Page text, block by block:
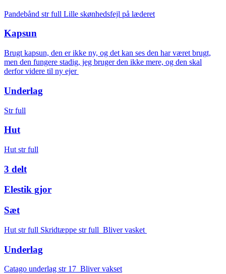
Pandebånd str full Lille skønhedsfejl på læderet
Kapsun
Brugt kapsun, den er ikke ny, og det kan ses den har været brugt,
men den fungere stadig, jeg bruger den ikke mere, og den skal
derfor videre til ny ejer
Underlag
Str full
Hut
Hut str full
3 delt
Elestik gjor
Sæt
Hut str full Skridtæppe str full Bliver vasket
Underlag
Catago underlag str 17 Bliver vakset